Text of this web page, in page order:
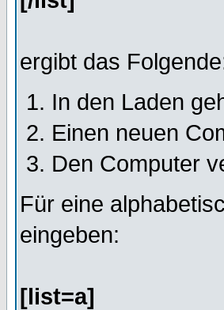
ergibt das
In den Laden
Einen neuen
Den Computer
Für eine
eingeben:
[list=a]